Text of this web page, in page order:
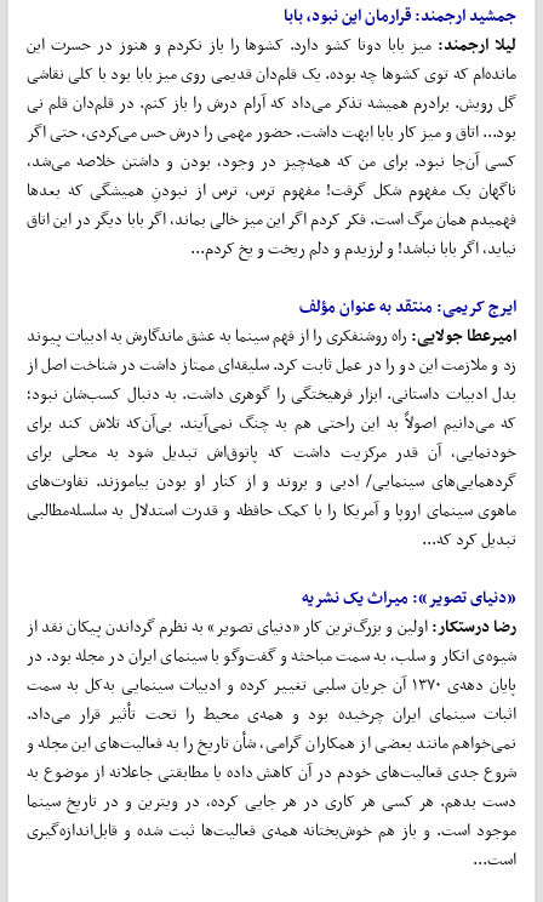
جمشید ارجمند: قرارمان این نبود، بابا
لیلا ارجمند:میز بابا دوتا کشو دارد. کشوها را باز نکردم و هنوز در حسرت این
مانده‌ام که توی کشوها چه بوده. یک قلم‌دان قدیمی روی میز بابا بود با کلی نقاشی
گل رویش. برادرم همیشه تذکر می‌داد که آرام درش را باز کنم. در قلم‌دان قلم نی
بود... اتاق و میز کار بابا ابهت داشت. حضور مهمی را درش حس می‌کردی، حتی اگر
کسی آن‌جا نبود. برای من که همه‌چیز در وجود، بودن و داشتن خلاصه می‌شد،
ناگهان یک مفهوم شکل گرفت! مفهوم ترس، ترس از نبودنِ همیشگی که بعدها
فهمیدم همان مرگ است. فکر کردم اگر این میز خالی بماند، اگر بابا دیگر در این اتاق
نیاید، اگر بابا نباشد! و لرزیدم و دلم ریخت و یخ کردم...
ایرج کریمی: منتقد به عنوان مؤلف
امیرعطا جولایی:راه روشنفکری را از فهم سینما به عشق ماندگارش به ادبیات پیوند
زد و ملازمت این دو را در عمل ثابت کرد. سلیقه‌ای ممتاز داشت در شناخت اصل از
بدل ادبیات داستانی. ابزار فرهیختگی را گوهری داشت. به دنبال کسب‌شان نبود؛
که می‌دانیم اصولاً به این راحتی هم به چنگ نمی‌آیند. بی‌آن‌که تلاش کند برای
خودنمایی، آن قدر مرکزیت داشت که پاتوق‌اش تبدیل شود به محلی برای
گردهمایی‌های سینمایی/ ادبی و بروند و از کنار او بودن بیاموزند. تفاوت‌های
ماهوی سینمای اروپا و آمریکا را با کمک حافظه و قدرت استدلال به سلسله‌مطالبی
تبدیل کرد که...
«دنیای تصویر»: میراث یک نشریه
رضا درستکار:اولین و بزرگ‌ترین کار «دنیای تصویر» به نظرم گرداندن پیکان نقد از
شیوه‌ی انکار و سلب، به سمت مباحثه و گفت‌‌و­­گو با سینمای ایران در مجله بود. در
پایان دهه‌ی ۱۳۷۰ آن جریان سلبی تغییر کرده و ادبیات سینمایی به‌کل به سمت
اثبات سینمای ایران چرخیده بود و همه‌ی محیط را تحت تأثیر قرار می‌داد.
نمی‌خواهم مانند بعضی از همکاران گرامی، شأن تاریخ را به فعالیت‌های این مجله و
شروع جدی فعالیت‌های خودم در آن کاهش داده یا مطابقتی جاعلانه از موضوع به
دست بدهم. هر کسی هر کاری در هر جایی کرده، در ویترین و در تاریخ سینما
موجود است. و باز هم خوش‌بختانه همه‌ی فعالیت‌ها ثبت شده و قابل‌اندازه‌گیری
است...